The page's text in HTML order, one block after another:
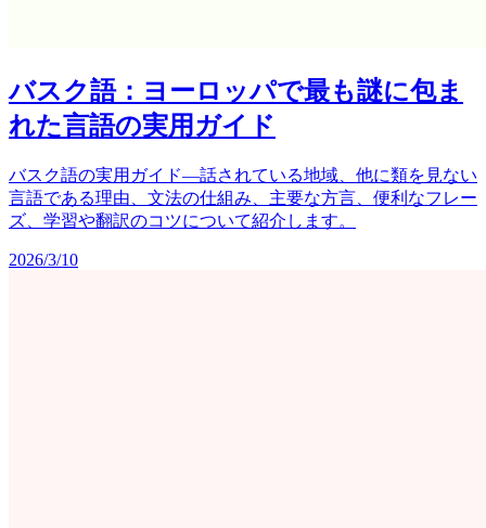
バスク語：ヨーロッパで最も謎に包ま
れた言語の実用ガイド
バスク語の実用ガイド―話されている地域、他に類を見ない
言語である理由、文法の仕組み、主要な方言、便利なフレー
ズ、学習や翻訳のコツについて紹介します。
2026/3/10